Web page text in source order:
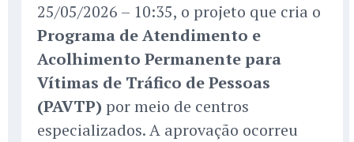
25/05/2026 – 10:35, o projeto que cria o
Programa de Atendimento e
Acolhimento Permanente para
Vítimas de Tráfico de Pessoas
(PAVTP) por meio de centros
especializados. A aprovação ocorreu